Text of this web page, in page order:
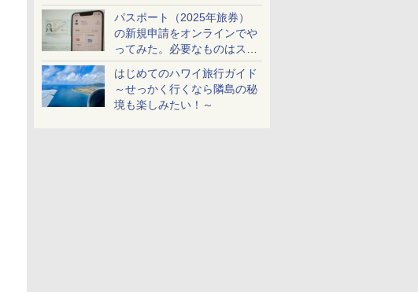
配・来場前に必要な準備は？
パスポート（2025年旅券）
の新規申請をオンラインでや
ってみた。必要なものはスマ
ホとマイナカードのみ
はじめてのハワイ旅行ガイド
～せっかく行くなら隣島の秘
境も楽しみたい！～